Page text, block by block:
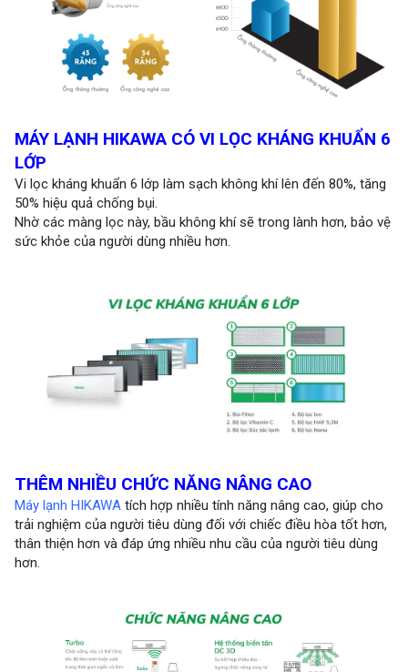
MÁY LẠNH HIKAWA CÓ VI LỌC KHÁNG KHUẨN 6
LỚP
Vi lọc kháng khuẩn 6 lớp làm sạch không khí lên đến 80%, tăng
50% hiệu quả chống bụi.
Nhờ các màng lọc này, bầu không khí sẽ trong lành hơn, bảo vệ
sức khỏe của người dùng nhiều hơn.
THÊM NHIỀU CHỨC NĂNG NÂNG CAO
Máy lạnh HIKAWAtích hợp nhiều tính năng nâng cao, giúp cho
trải nghiệm của người tiêu dùng đối với chiếc điều hòa tốt hơn,
thân thiện hơn và đáp ứng nhiều nhu cầu của người tiêu dùng
hơn.